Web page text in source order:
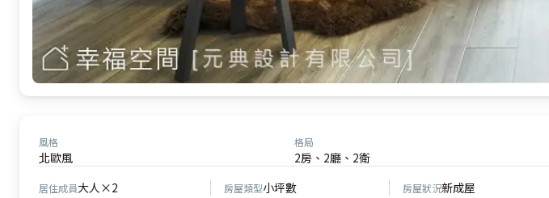
風格
北歐風
格局
2房、2廳、2衛
居住成員大人×2 房屋類型小坪數 房屋狀況新成屋